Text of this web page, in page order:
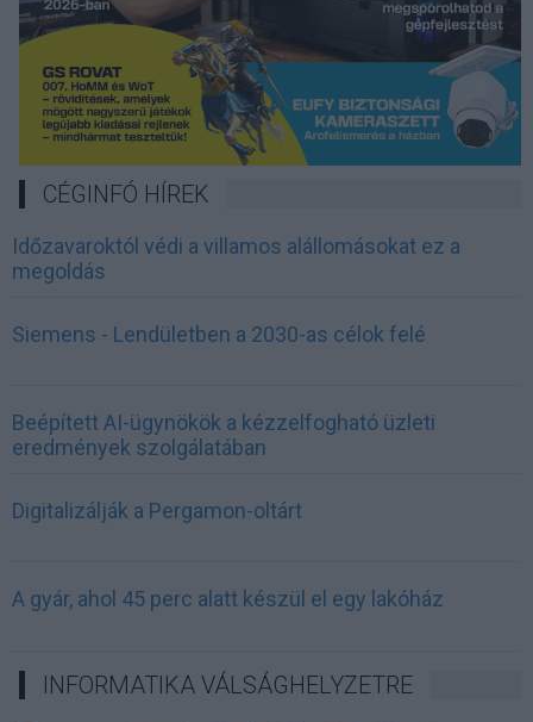
CÉGINFÓ HÍREK
Időzavaroktól védi a villamos alállomásokat ez a
megoldás
Siemens - Lendületben a 2030-as célok felé
Beépített AI-ügynökök a kézzelfogható üzleti
eredmények szolgálatában
Digitalizálják a Pergamon-oltárt
A gyár, ahol 45 perc alatt készül el egy lakóház
INFORMATIKA VÁLSÁGHELYZETRE